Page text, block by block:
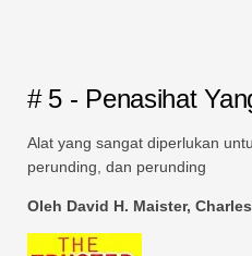
# 5 - Penasihat
Alat yang sangat diperlukan
perunding, dan perunding
Oleh David H. Maister,